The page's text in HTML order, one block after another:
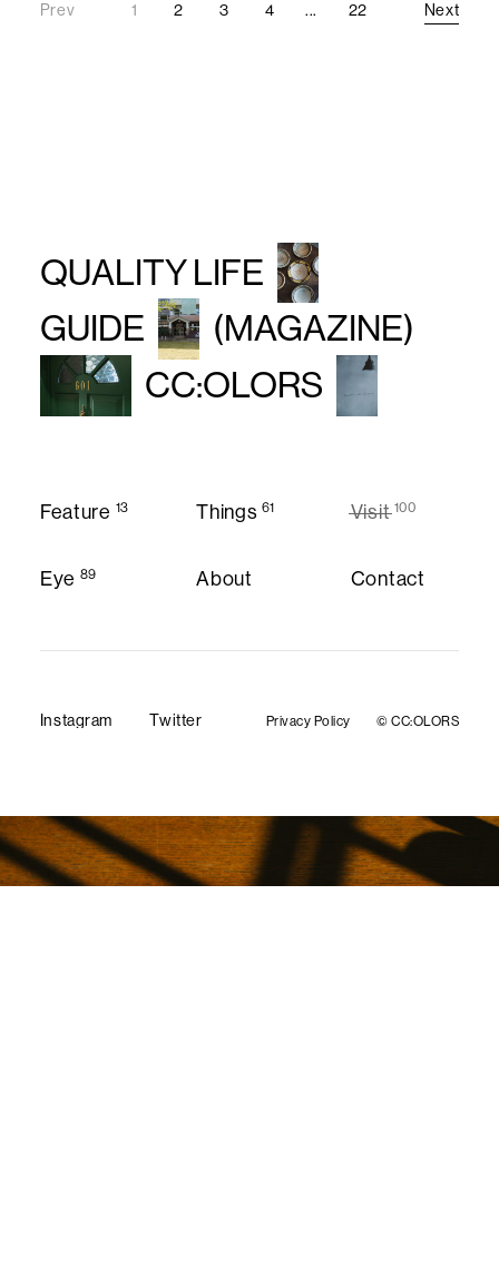
1 2 3 4 ... 22
Prev
Next
Next
QUALITY LIFE
GUIDE
(MAGAZINE)
CC:OLORS
Feature 13
Things 61
Visit 100
Eye 89
About
Contact
Instagram
Twitter
Privacy Policy © CC:OLORS